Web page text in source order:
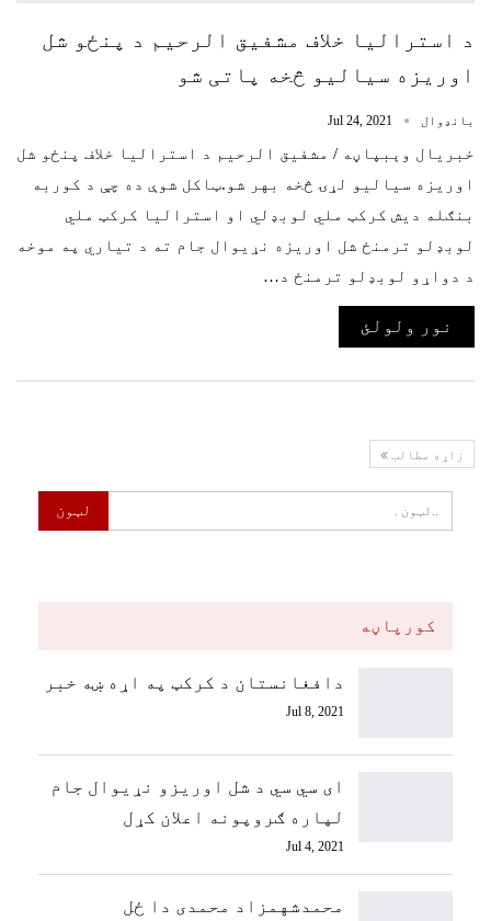
د استرالیا خلاف مشفیق الرحیم د پنځو شل
اوریزه سیالیو څخه پاتی شو
بانډوال Jul 24, 2021
خبریال وېبپاڼه / مشفیق الرحیم د استرالیا خلاف پنځو شل
اوریزه سیالیو لړۍ څخه بهر شو.ټاکل شوې ده چې د کوربه
بنګله دیش کرکټ ملي لوبډلي او استرالیا کرکټ ملي
لوبډلو ترمنځ شل اوریزه نړیوال جام ته د تیاري په موخه
د دواړو لوبډلو ترمنځ د…
نور ولولئ
زاړه مطالب
کورپاڼه
دافغانستان د کرکټ په اړه ښه خبر
Jul 8, 2021
ای سي سي د شل اوریزو نړیوال جام
لپاره ګروپونه اعلان کړل
Jul 4, 2021
محمدشهمزاد محمدی دا ځل